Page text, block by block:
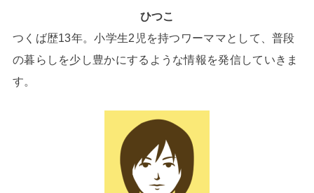
ひつこ
つくば歴13年。小学生2児を持つワーママとして、普段
の暮らしを少し豊かにするような情報を発信していきま
す。